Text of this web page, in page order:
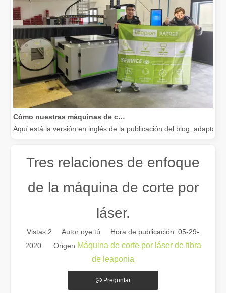
Cómo nuestras máquinas de corte por láser están fortaleciendo la fabricación mexicana
Aquí está la versión en inglés de la publicación del blog,
Tres relaciones de enfoque
de la máquina de corte por
láser.
Vistas:2 Autor:oye tú Hora de publicación: 05-29-
2020 Origen:Máquina de corte por láser de fibra
de leaponia
Preguntar